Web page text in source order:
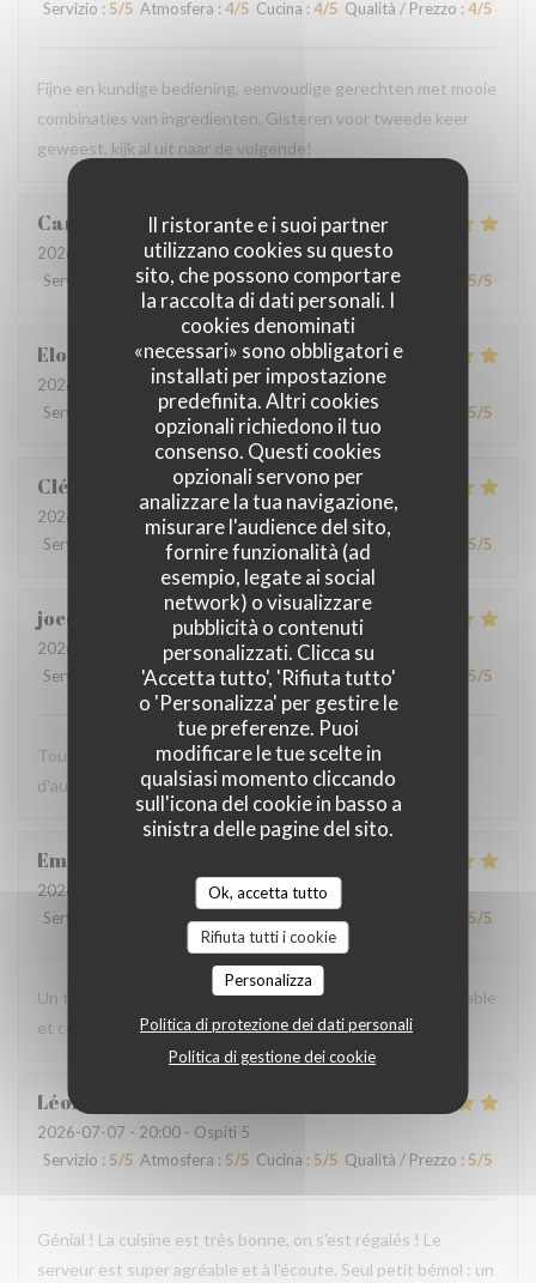
Il ristorante e i suoi partner
utilizzano cookies su questo
sito, che possono comportare
la raccolta di dati personali. I
cookies denominati
«necessari» sono obbligatori e
installati per impostazione
predefinita. Altri cookies
opzionali richiedono il tuo
consenso. Questi cookies
opzionali servono per
analizzare la tua navigazione,
misurare l'audience del sito,
fornire funzionalità (ad
esempio, legate ai social
network) o visualizzare
pubblicità o contenuti
personalizzati. Clicca su
'Accetta tutto', 'Rifiuta tutto'
o 'Personalizza' per gestire le
tue preferenze. Puoi
modificare le tue scelte in
qualsiasi momento cliccando
sull'icona del cookie in basso a
sinistra delle pagine del sito.
Ok, accetta tutto
Rifiuta tutti i cookie
Personalizza
Politica di protezione dei dati personali
Politica di gestione dei cookie
Servizio : 5/5 Atmosfera : 4/5 Cucina : 4/5 Qualità / Prezzo : 4/5
Fijne en kundige bediening, eenvoudige gerechten met mooie
combinaties van ingredienten. Gisteren voor tweede keer
geweest, kijk al uit naar de volgende!
Cardene
2026-07-30
- 13:00 - Ospiti 3
Servizio
Atmosfera :5/5 Cucina: 5/5 Qualità / Prezzo 5/5
Eloise
2026-07-29
- 20:00 - Ospiti 2
Servizio
Atmosfera:5/5 Cucina : 5/5 Qualità / Prezzo 5/5
Clémentine
2026-07-24
- 12:30 - Ospiti 2
Servizio
Atmosfera /5 Cucina 5/5 Qualità / Prezzo 5/5
jocelyne
2026-07-08
- 20:30 - Ospiti 2
Servizio
Atmosfera :5/5 Cucina:5/5 Qualità / Prezzo 5/5
Tous les platscétaient succulents (croque truffé, caviar
d'aubergine, burrata avec orange et pistache)
Emilie
2026-07-08
- 20:30 - Ospiti 6
Servizio
Atmosfera:5/5 Cucina:5/5 Qualità / Prezzo 5/5
Un très bon repas , un accueil au top pour une soirée agréable
et conviviale
Léonard
2026-07-07 - 20:00 - Ospiti 5
Servizio : 5/5 Atmosfera : 5/5 Cucina : 5/5 Qualità / Prezzo : 5/5
Génial ! La cuisine est très bonne, on s'est régalés ! Le
serveur est super agréable et à l'écoute. Seul petit bémol : un